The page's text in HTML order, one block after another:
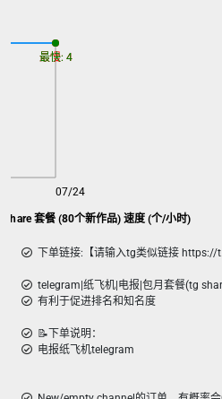
套餐 (80个新作品) 速度 (个/小时)
07/24
最慢: 4
最快: 4
下单链接:【请输入tg类似链接 https://
telegram|纸飞机|电报|包月套餐(tg
有利于促进排名和知名度
📝下单说明：
电报纸飞机telegram